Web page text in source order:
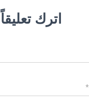
اترك تعليقاً
*